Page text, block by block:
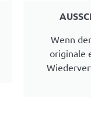
Wenn
originale